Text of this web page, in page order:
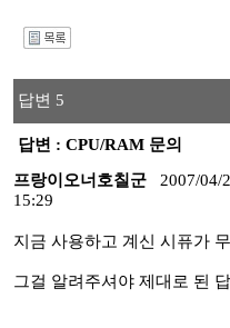
답변 5
답변 : CPU/RAM 문의
프랑이오너호칠군
2007/04/
15:29
지금 사용하고 계신 시퓨가
그걸 알려주셔야 제대로 된